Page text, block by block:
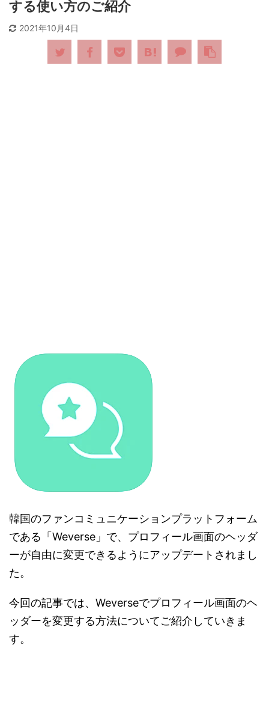
する使い方のご紹介
2021年10月4日
韓国のファンコミュニケーションプラットフォーム
である「Weverse」で、プロフィール画面のヘッダ
ーが自由に変更できるようにアップデートされまし
た。
今回の記事では、Weverseでプロフィール画面のヘ
ッダーを変更する方法についてご紹介していきま
す。